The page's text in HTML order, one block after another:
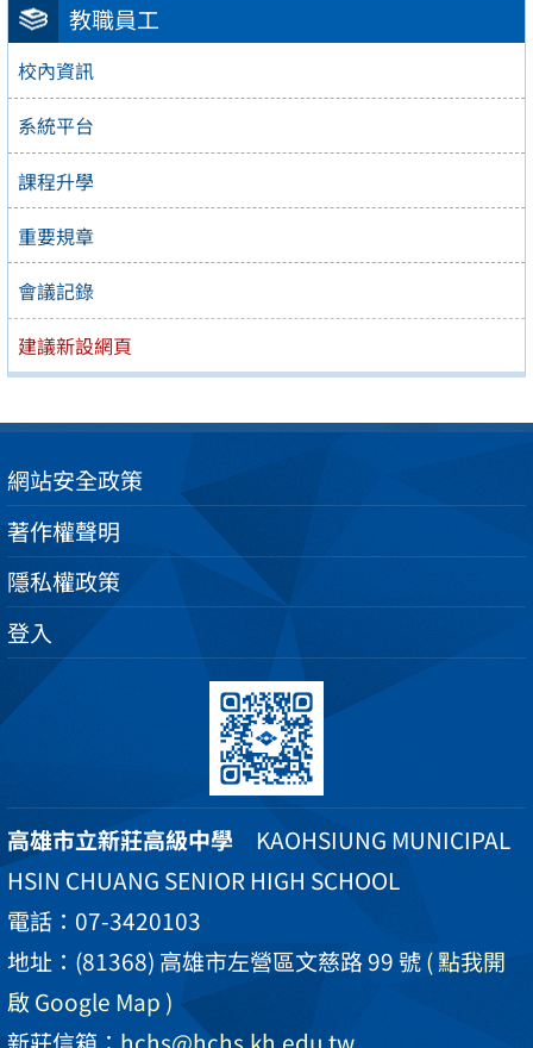
教職員工
校內資訊
系統平台
課程升學
重要規章
會議記錄
建議新設網頁
網站安全政策
著作權聲明
隱私權政策
登入
高雄市立新莊高級中學 KAOHSIUNG MUNICIPAL
HSIN CHUANG SENIOR HIGH SCHOOL
電話：07-3420103
地址：(81368) 高雄市左營區文慈路 99 號( 點我開
啟 Google Map )